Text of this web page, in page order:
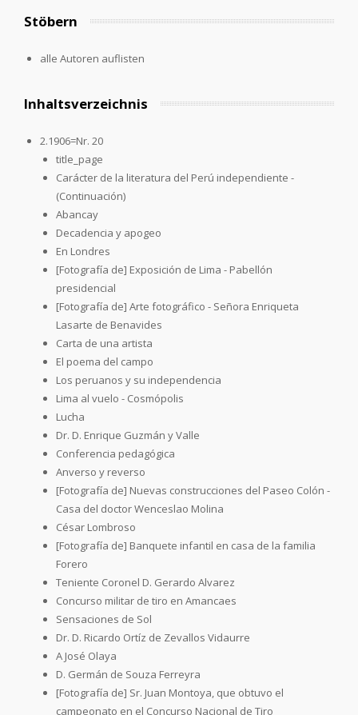
Stöbern
alle Autoren auflisten
Inhaltsverzeichnis
2.1906=Nr. 20
title_page
Carácter de la literatura del Perú independiente -
(Continuación)
Abancay
Decadencia y apogeo
En Londres
[Fotografía de] Exposición de Lima - Pabellón
presidencial
[Fotografía de] Arte fotográfico - Señora Enriqueta
Lasarte de Benavides
Carta de una artista
El poema del campo
Los peruanos y su independencia
Lima al vuelo - Cosmópolis
Lucha
Dr. D. Enrique Guzmán y Valle
Conferencia pedagógica
Anverso y reverso
[Fotografía de] Nuevas construcciones del Paseo Colón -
Casa del doctor Wenceslao Molina
César Lombroso
[Fotografía de] Banquete infantil en casa de la familia
Forero
Teniente Coronel D. Gerardo Alvarez
Concurso militar de tiro en Amancaes
Sensaciones de Sol
Dr. D. Ricardo Ortíz de Zevallos Vidaurre
A José Olaya
D. Germán de Souza Ferreyra
[Fotografía de] Sr. Juan Montoya, que obtuvo el
campeonato en el Concurso Nacional de Tiro